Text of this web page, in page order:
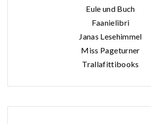
Eule und Buch
Faanielibri
Janas Lesehimmel
Miss Pageturner
Trallafittibooks